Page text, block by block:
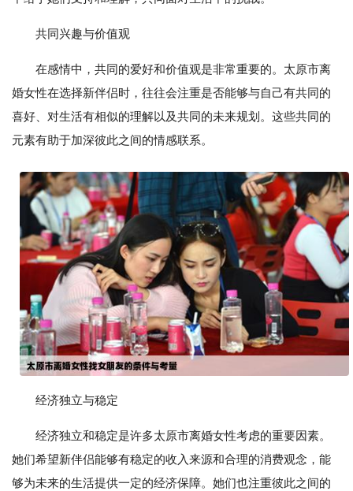
共同兴趣与价值观
在感情中，共同的爱好和价值观是非常重要的。太原市离
婚女性在选择新伴侣时，往往会注重是否能够与自己有共同的
喜好、对生活有相似的理解以及共同的未来规划。这些共同的
元素有助于加深彼此之间的情感联系。
经济独立与稳定
经济独立和稳定是许多太原市离婚女性考虑的重要因素。
她们希望新伴侣能够有稳定的收入来源和合理的消费观念，能
够为未来的生活提供一定的经济保障。她们也注重彼此之间的